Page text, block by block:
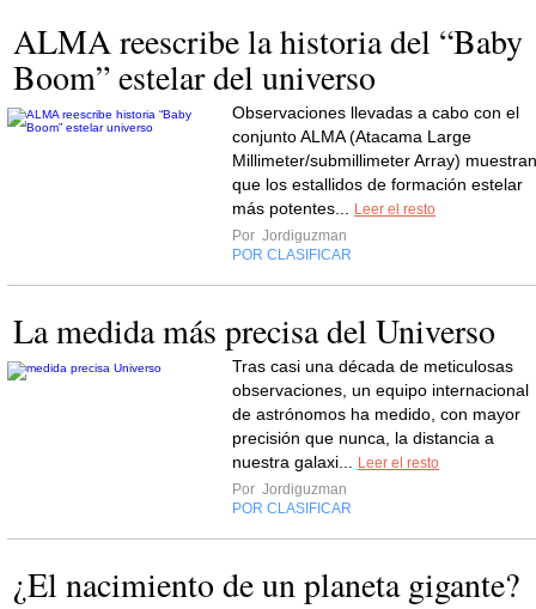
ALMA reescribe la historia del “Baby
Boom” estelar del universo
Observaciones llevadas a cabo con el
conjunto ALMA (Atacama Large
Millimeter/submillimeter Array) muestran
que los estallidos de formación estelar
más potentes... Leer el resto
Por Jordiguzman
POR CLASIFICAR
La medida más precisa del Universo
Tras casi una década de meticulosas
observaciones, un equipo internacional
de astrónomos ha medido, con mayor
precisión que nunca, la distancia a
nuestra galaxi... Leer el resto
Por Jordiguzman
POR CLASIFICAR
¿El nacimiento de un planeta gigante?